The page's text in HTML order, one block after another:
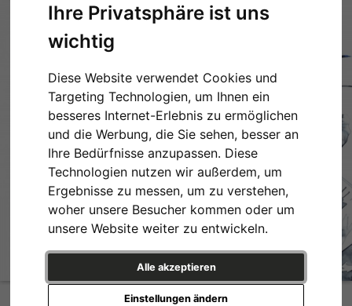
Ihre Privatsphäre ist uns
wichtig
Diese Website verwendet Cookies und
Targeting Technologien, um Ihnen ein
besseres Internet-Erlebnis zu ermöglichen
und die Werbung, die Sie sehen, besser an
Ihre Bedürfnisse anzupassen. Diese
Technologien nutzen wir außerdem, um
Ergebnisse zu messen, um zu verstehen,
woher unsere Besucher kommen oder um
unsere Website weiter zu entwickeln.
Alle akzeptieren
Einstellungen ändern